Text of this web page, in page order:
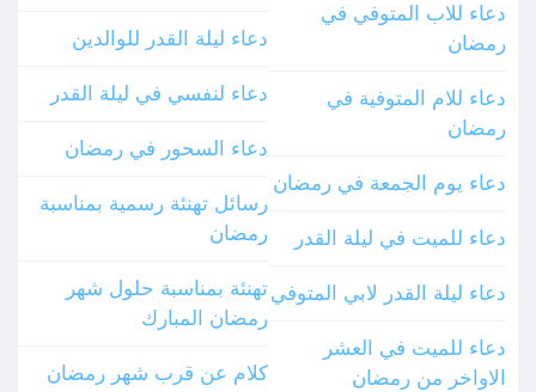
دعاء للاب المتوفي في
رمضان
دعاء للام المتوفية في
رمضان
دعاء يوم الجمعة في رمضان
دعاء للميت في ليلة القدر
دعاء ليلة القدر لابي المتوفي
دعاء للميت في العشر
الاواخر من رمضان
دعاء ليلة القدر للوالدين
دعاء لنفسي في ليلة القدر
دعاء السحور في رمضان
رسائل تهنئة رسمية بمناسبة
رمضان
تهنئة بمناسبة حلول شهر
رمضان المبارك
كلام عن قرب شهر رمضان